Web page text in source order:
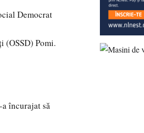
Democrat
(OSSD) Pomi.
încurajat să